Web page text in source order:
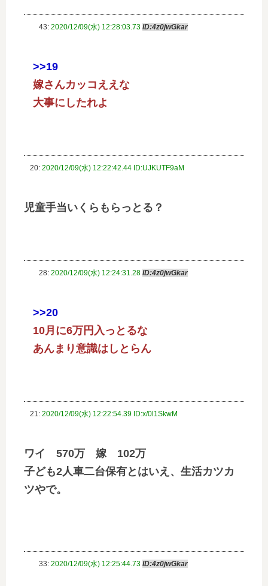
43: 2020/12/09(水) 12:28:03.73 ID:4z0jwGkar
>>19
嫁さんカッコええな
大事にしたれよ
20: 2020/12/09(水) 12:22:42.44 ID:UJKUTF9aM
児童手当いくらもらっとる？
28: 2020/12/09(水) 12:24:31.28 ID:4z0jwGkar
>>20
10月に6万円入っとるな
あんまり意識はしとらん
21: 2020/12/09(水) 12:22:54.39 ID:x/0l1SkwM
ワイ 570万 嫁 102万
子ども2人車二台保有とはいえ、生活カツカ
ツやで。
33: 2020/12/09(水) 12:25:44.73 ID:4z0jwGkar